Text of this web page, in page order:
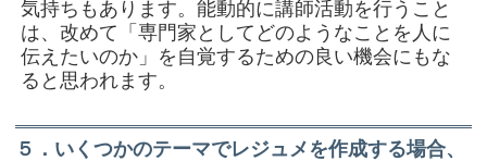
気持ちもあります。能動的に講師活動を行うこと
は、改めて「専門家としてどのようなことを人に
伝えたいのか」を自覚するための良い機会にもな
ると思われます。
５．いくつかのテーマでレジュメを作成する場合、